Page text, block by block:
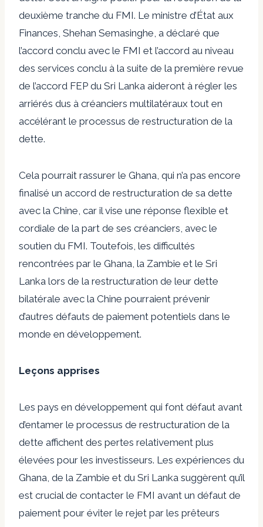
deuxième tranche du FMI. Le ministre d’État aux
Finances, Shehan Semasinghe, a déclaré que
l’accord conclu avec le FMI et l’accord au niveau
des services conclu à la suite de la première revue
de l’accord FEP du Sri Lanka aideront à régler les
arriérés dus à créanciers multilatéraux tout en
accélérant le processus de restructuration de la
dette.
Cela pourrait rassurer le Ghana, qui n’a pas encore
finalisé un accord de restructuration de sa dette
avec la Chine, car il vise une réponse flexible et
cordiale de la part de ses créanciers, avec le
soutien du FMI. Toutefois, les difficultés
rencontrées par le Ghana, la Zambie et le Sri
Lanka lors de la restructuration de leur dette
bilatérale avec la Chine pourraient prévenir
d’autres défauts de paiement potentiels dans le
monde en développement.
Leçons apprises
Les pays en développement qui font défaut avant
d’entamer le processus de restructuration de la
dette affichent des pertes relativement plus
élevées pour les investisseurs. Les expériences du
Ghana, de la Zambie et du Sri Lanka suggèrent qu’il
est crucial de contacter le FMI avant un défaut de
paiement pour éviter le rejet par les prêteurs